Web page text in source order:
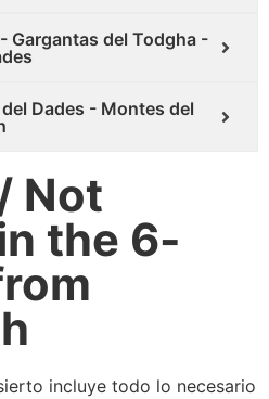
Gargantas del Todgha -
Dades - Montes del
Not
the 6-
incluye todo lo necesario